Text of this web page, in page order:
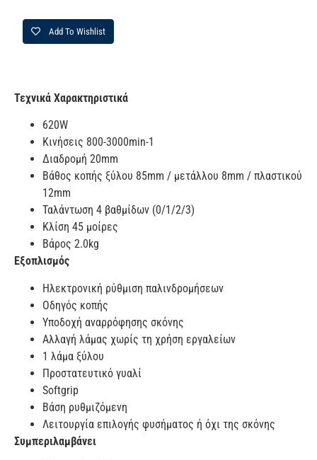
Add To Wishlist
Τεχνικά Χαρακτηριστικά
620W
Kινήσεις 800-3000min-1
Διαδρομή 20mm
Βάθος κοπής ξύλου 85mm / μετάλλου 8mm / πλαστικού
12mm
Ταλάντωση 4 βαθμίδων (0/1/2/3)
Κλίση 45 μοίρες
Βάρος 2.0kg
Εξοπλισμός
Ηλεκτρονική ρύθμιση παλινδρομήσεων
Οδηγός κοπής
Υποδοχή αναρρόφησης σκόνης
Αλλαγή λάμας χωρίς τη χρήση εργαλείων
1 λάμα ξύλου
Προστατευτικό γυαλί
Softgrip
Βάση ρυθμιζόμενη
Λειτουργία επιλογής φυσήματος ή όχι της σκόνης
Συμπεριλαμβάνει